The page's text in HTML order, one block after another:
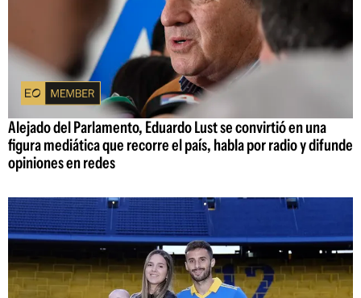
Alejado del Parlamento, Eduardo Lust se convirtió en una
figura mediática que recorre el país, habla por radio y difunde
opiniones en redes